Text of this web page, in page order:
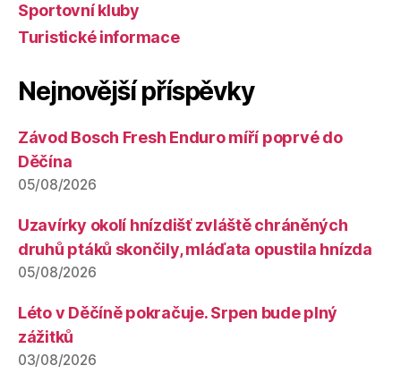
Sportovní kluby
Turistické informace
Nejnovější příspěvky
Závod Bosch Fresh Enduro míří poprvé do
Děčína
05/08/2026
Uzavírky okolí hnízdišť zvláště chráněných
druhů ptáků skončily, mláďata opustila hnízda
05/08/2026
Léto v Děčíně pokračuje. Srpen bude plný
zážitků
03/08/2026